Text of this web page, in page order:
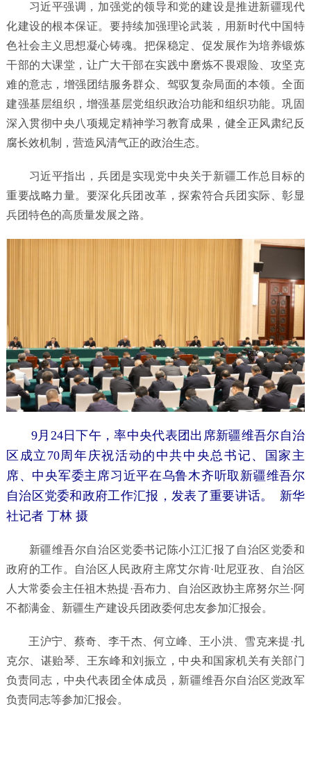
习近平强调，加强党的领导和党的建设是推进新疆现代
化建设的根本保证。要持续加强理论武装，用新时代中国特
色社会主义思想凝心铸魂。把保稳定、促发展作为培养锻炼
干部的大课堂，让广大干部在实践中磨炼不畏艰险、攻坚克
难的意志，增强团结服务群众、驾驭复杂局面的本领。全面
建强基层组织，增强基层党组织政治功能和组织功能。巩固
深入贯彻中央八项规定精神学习教育成果，健全正风肃纪反
腐长效机制，营造风清气正的政治生态。
习近平指出，兵团是实现党中央关于新疆工作总目标的
重要战略力量。要深化兵团改革，探索符合兵团实际、彰显
兵团特色的高质量发展之路。
9月24日下午，率中央代表团出席新疆维吾尔自治
区成立70周年庆祝活动的中共中央总书记、国家主
席、中央军委主席习近平在乌鲁木齐听取新疆维吾尔
自治区党委和政府工作汇报，发表了重要讲话。
新华
社记者 丁林 摄
新疆维吾尔自治区党委书记陈小江汇报了自治区党委和
政府的工作。自治区人民政府主席艾尔肯·吐尼亚孜、自治区
人大常委会主任祖木热提·吾布力、自治区政协主席努尔兰·阿
不都满金、新疆生产建设兵团政委何忠友参加汇报会。
王沪宁、蔡奇、李干杰、何立峰、王小洪、雪克来提·扎
克尔、谌贻琴、王东峰和刘振立，中央和国家机关有关部门
负责同志，中央代表团全体成员，新疆维吾尔自治区党政军
负责同志等参加汇报会。